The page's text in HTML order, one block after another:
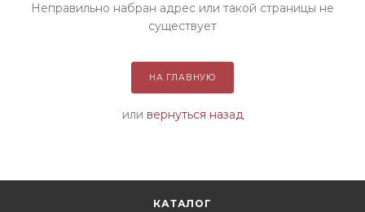
Неправильно набран адрес или такой страницы не
существует
НА ГЛАВНУЮ
или вернуться назад
КАТАЛОГ